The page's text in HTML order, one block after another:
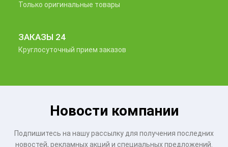
Только оригинальные товары
ЗАКАЗЫ 24
Круглосуточный прием заказов
Новости компании
Подпишитесь на нашу рассылку для получения последних
новостей, рекламных акций и специальных предложений.